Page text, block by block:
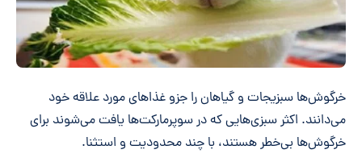
خرگوش‌ها سبزیجات و گیاهان را جزو غذاهای مورد علاقه خود
می‌دانند. اکثر سبزی‌هایی که در سوپرمارکت‌ها یافت می‌شوند برای
خرگوش‌ها بی‌خطرهستند، با چند محدودیت و استثنا.